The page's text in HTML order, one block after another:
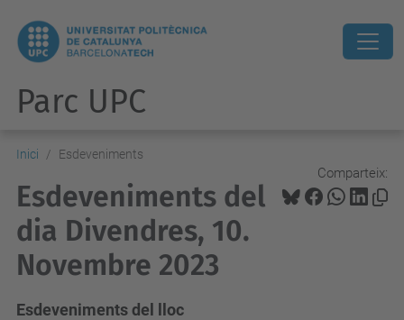
Parc UPC
Inici Esdeveniments
Comparteix:
Esdeveniments del
dia Divendres, 10.
Novembre 2023
Esdeveniments del lloc